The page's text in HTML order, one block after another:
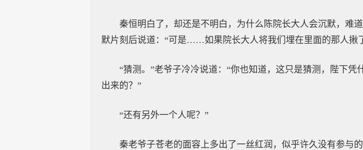
秦恒明白了，却还是不明白，为什么陈院长大人会沉默，
默片刻后说道：“可是……如果院长大人将我们埋在里面的那人揪
“猜测。”老爷子冷冷说道：“你也知道，这只是猜测，陛下
出来的？”
“还有另外一个人呢？”
秦老爷子苍老的面容上多出了一丝红润，似乎许久没有参与